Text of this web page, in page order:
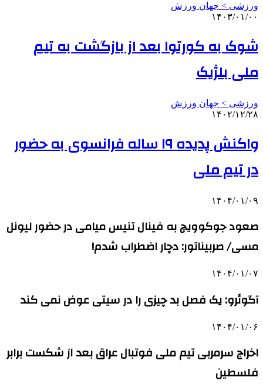
ورزشی > جهان ورزش
۱۴۰۳/۰۱/۰۰
شوک به کورتوا بعد از بازگشت به تیم
ملی بلژیک
ورزشی > جهان ورزش
۱۴۰۲/۱۲/۲۸
واکنش پدیده ۱۹ ساله فرانسوی به حضور
در تیم ملی
۱۴۰۴/۰۱/۰۹
صعود جوکوویچ به فینال تنیس میامی در حضور لیونل
مسی/ صربیناتور: دچار اضطراب شدم!
۱۴۰۴/۰۱/۰۷
آگوئرو: یک فصل بد چیزی را در سیتی عوض نمی کند
۱۴۰۴/۰۱/۰۶
اخراج سرمربی تیم ملی فوتبال عراق بعد از شکست برابر
فلسطین